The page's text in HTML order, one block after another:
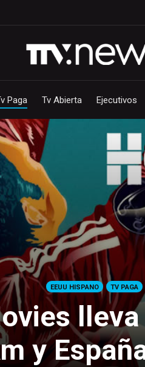
Paga Tv Abierta Ejecutivos
EEUU HISPANO TV PAGA
y